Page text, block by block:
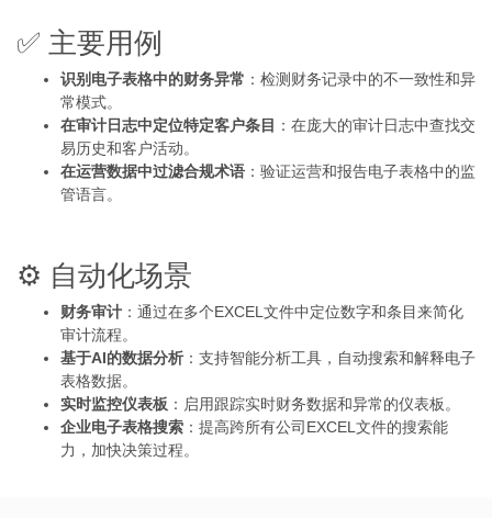
✅ 主要用例
识别电子表格中的财务异常 ：检测财务记录中的不一致性和异
常模式。
在审计日志中定位特定客户条目 ：在庞大的审计日志中查找交
易历史和客户活动。
在运营数据中过滤合规术语 ：验证运营和报告电子表格中的监
管语言。
⚙️ 自动化场景
财务审计 ：通过在多个EXCEL文件中定位数字和条目来简化
审计流程。
基于AI的数据分析 ：支持智能分析工具，自动搜索和解释电子
表格数据。
实时监控仪表板 ：启用跟踪实时财务数据和异常的仪表板。
企业电子表格搜索 ：提高跨所有公司EXCEL文件的搜索能
力，加快决策过程。